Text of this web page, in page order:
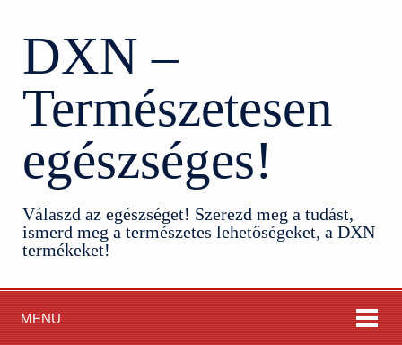
DXN –
Természetesen
egészséges!
Válaszd az egészséget! Szerezd meg a tudást,
ismerd meg a természetes lehetőségeket, a DXN
termékeket!
MENU